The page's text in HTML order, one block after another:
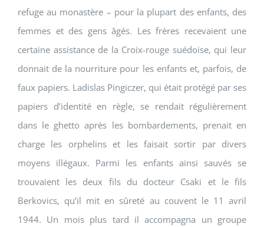
refuge au monastère – pour la plupart des enfants, des
femmes et des gens âgés. Les frères recevaient une
certaine assistance de la Croix-rouge suédoise, qui leur
donnait de la nourriture pour les enfants et, parfois, de
faux papiers. Ladislas Pingiczer, qui était protégé par ses
papiers d’identité en règle, se rendait régulièrement
dans le ghetto après les bombardements, prenait en
charge les orphelins et les faisait sortir par divers
moyens illégaux. Parmi les enfants ainsi sauvés se
trouvaient les deux fils du docteur Csaki et le fils
Berkovics, qu’il mit en sûreté au couvent le 11 avril
1944. Un mois plus tard il accompagna un groupe